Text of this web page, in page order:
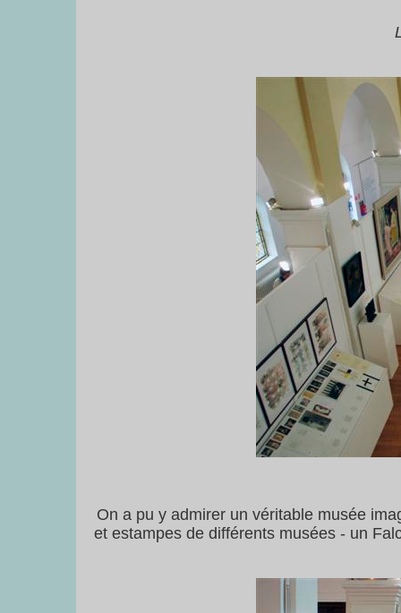
On a pu y admirer un véritable musée
et estampes de différents musées - un